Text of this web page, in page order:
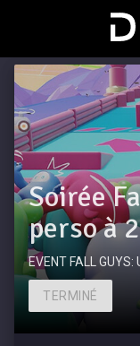
Soirée
perso à
EVENT FALL GUYS:
TERMINÉ